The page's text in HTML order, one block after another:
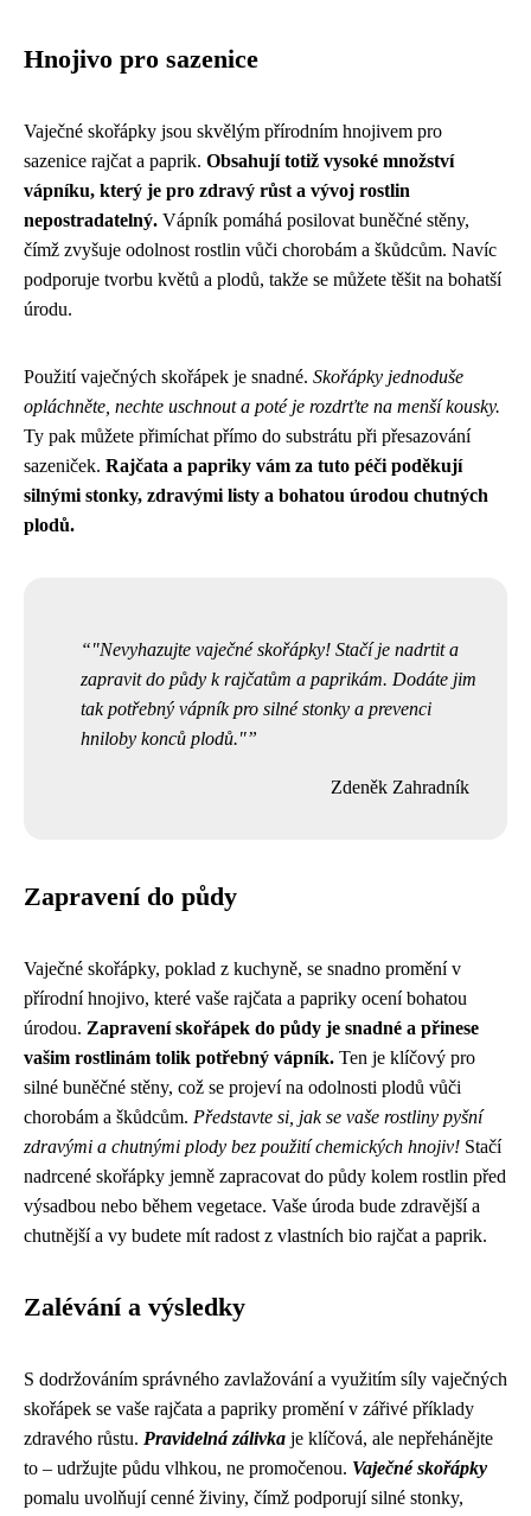
Hnojivo pro sazenice
Vaječné skořápky jsou skvělým přírodním hnojivem pro
sazenice rajčat a paprik. Obsahují totiž vysoké množství
vápníku, který je pro zdravý růst a vývoj rostlin
nepostradatelný. Vápník pomáhá posilovat buněčné stěny,
čímž zvyšuje odolnost rostlin vůči chorobám a škůdcům. Navíc
podporuje tvorbu květů a plodů, takže se můžete těšit na bohatší
úrodu.
Použití vaječných skořápek je snadné. Skořápky jednoduše
opláchněte, nechte uschnout a poté je rozdrťte na menší kousky.
Ty pak můžete přimíchat přímo do substrátu při přesazování
sazeniček. Rajčata a papriky vám za tuto péči poděkují
silnými stonky, zdravými listy a bohatou úrodou chutných
plodů.
"Nevyhazujte vaječné skořápky! Stačí je nadrtit a
zapravit do půdy k rajčatům a paprikám. Dodáte jim
tak potřebný vápník pro silné stonky a prevenci
hniloby konců plodů."
Zdeněk Zahradník
Zapravení do půdy
Vaječné skořápky, poklad z kuchyně, se snadno promění v
přírodní hnojivo, které vaše rajčata a papriky ocení bohatou
úrodou. Zapravení skořápek do půdy je snadné a přinese
vašim rostlinám tolik potřebný vápník. Ten je klíčový pro
silné buněčné stěny, což se projeví na odolnosti plodů vůči
chorobám a škůdcům. Představte si, jak se vaše rostliny pyšní
zdravými a chutnými plody bez použití chemických hnojiv! Stačí
nadrcené skořápky jemně zapracovat do půdy kolem rostlin před
výsadbou nebo během vegetace. Vaše úroda bude zdravější a
chutnější a vy budete mít radost z vlastních bio rajčat a paprik.
Zalévání a výsledky
S dodržováním správného zavlažování a využitím síly vaječných
skořápek se vaše rajčata a papriky promění v zářivé příklady
zdravého růstu. Pravidelná zálivka je klíčová, ale nepřehánějte
to – udržujte půdu vlhkou, ne promočenou. Vaječné skořápky
pomalu uvolňují cenné živiny, čímž podporují silné stonky,